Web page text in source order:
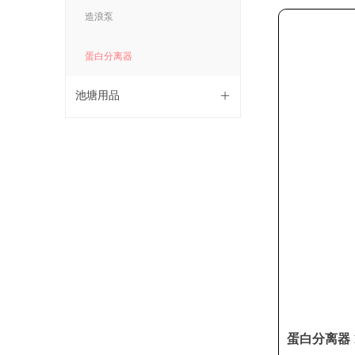
造浪泵
蛋白分离器
ꄶ
池塘用品
蛋白分离器